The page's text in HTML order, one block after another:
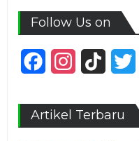
Follow Us on
FacebookInstagram
TikTok
Artikel Terbaru